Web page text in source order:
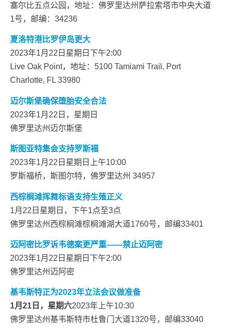
塞尔比五点公园，地址：佛罗里达州萨拉索塔市中央大道
1号，邮编：34236
夏洛特港比罗伊岛更大
2023年1月22日星期日下午2:00
Live Oak Point，地址：5100 Tamiami Trail, Port
Charlotte, FL 33980
迈尔斯堡确保堕胎安全合法
2023年1月22日，星期日
佛罗里达州迈尔斯堡
斯图亚特集会支持罗斯福
2023年1月22日星期日上午10:00
罗斯福桥，斯图尔特，佛罗里达州 34957
西棕榈滩挥舞标语支持生殖正义
1月22日星期日，下午1点至3点
佛罗里达州西棕榈滩棕榈滩湖大道1760号，邮编33401
迈阿密比罗诉韦德案更严重——禁止迈阿密
2023年1月22日星期日下午2:00
佛罗里达州迈阿密
基韦斯特正为2023年立法会议做准备
1月21日，星期六2023年上午10:30
佛罗里达州基韦斯特市杜鲁门大道1320号，邮编33040